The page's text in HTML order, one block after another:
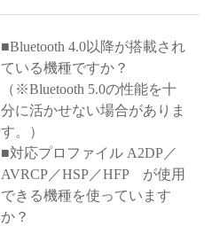
■Bluetooth 4.0以降が搭載され
ている機種ですか？
（※Bluetooth 5.0の性能を十
分に活かせない場合がありま
す。）
■対応プロファイル A2DP／
AVRCP／HSP／HFP が使用
できる機種を使っています
か？